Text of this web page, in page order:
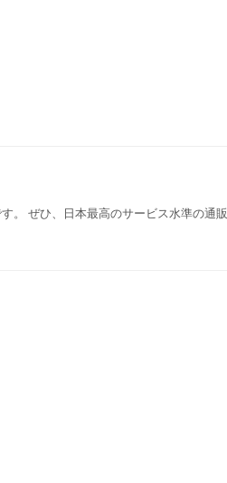
。 ぜひ、日本最高のサービス水準の通販